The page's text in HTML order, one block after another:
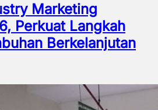
Marketing
Perkuat Langkah
Berkelanjutan